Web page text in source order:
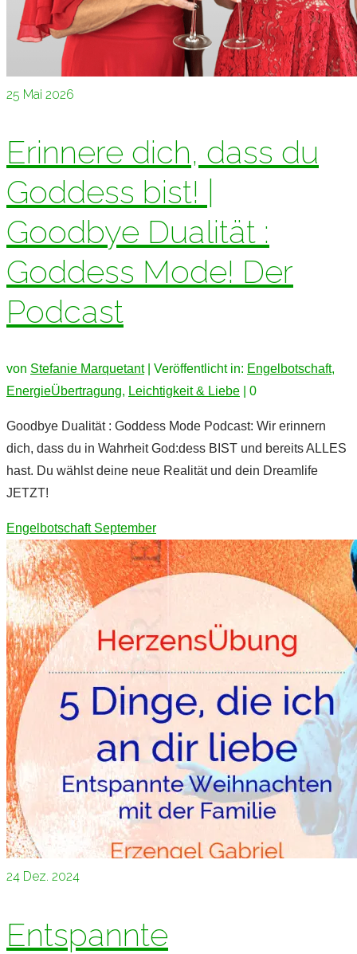
25 Mai 2026
Erinnere dich, dass du
Goddess bist! |
Goodbye Dualität :
Goddess Mode! Der
Podcast
von Stefanie Marquetant| Veröffentlicht in: Engelbotschaft,
EnergieÜbertragung, Leichtigkeit & Liebe 0
Goodbye Dualität : Goddess Mode Podcast: Wir erinnern
dich, dass du in Wahrheit God:dess BIST und bereits ALLES
hast. Du wählst deine neue Realität und dein Dreamlife
JETZT!
Engelbotschaft September
24 Dez. 2024
Entspannte